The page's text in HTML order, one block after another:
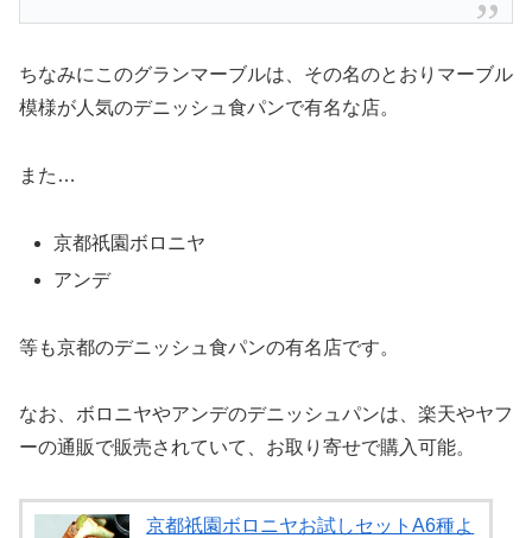
ちなみにこのグランマーブルは、その名のとおりマーブル
模様が人気のデニッシュ食パンで有名な店。
また…
京都祇園ボロニヤ
アンデ
等も京都のデニッシュ食パンの有名店です。
なお、ボロニヤやアンデのデニッシュパンは、楽天やヤフ
ーの通販で販売されていて、お取り寄せで購入可能。
京都祇園ボロニヤお試しセットA6種よ